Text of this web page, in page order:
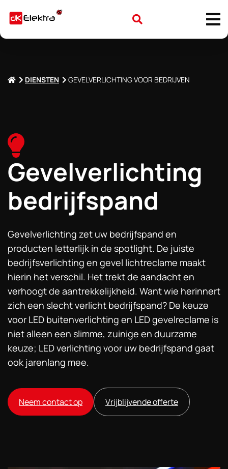
DIENSTEN GEVELVERLICHTING VOOR BEDRIJVEN
Gevelverlichting
bedrijfspand
Gevelverlichting zet uw bedrijfspand en
producten letterlijk in de spotlight. De juiste
bedrijfsverlichting en gevel lichtreclame maakt
hierin het verschil. Het trekt de aandacht en
verhoogt de aantrekkelijkheid. Want wie herinnert
zich een slecht verlicht bedrijfspand? De keuze
voor LED buitenverlichting en LED gevelreclame is
niet alleen een slimme, zuinige en duurzame
keuze; LED verlichting voor uw bedrijfspand gaat
ook jarenlang mee.
Neem contact op Vrijblijvende offerte